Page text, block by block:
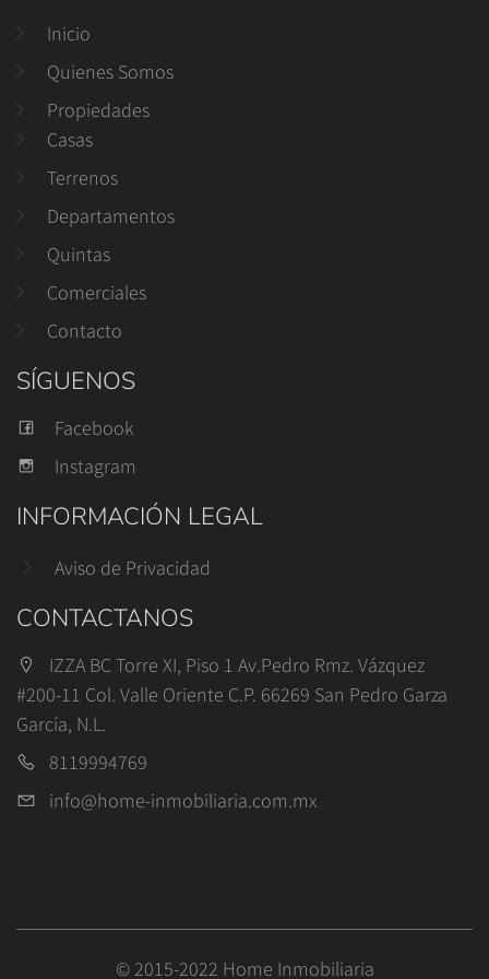
Inicio
Quienes Somos
Propiedades
Casas
Terrenos
Departamentos
Quintas
Comerciales
Contacto
SÍGUENOS
Facebook
Instagram
INFORMACIÓN LEGAL
Aviso de Privacidad
CONTACTANOS
IZZA BC Torre XI, Piso 1 Av.Pedro Rmz. Vázquez
#200-11 Col. Valle Oriente C.P. 66269 San Pedro Garza
García, N.L.
8119994769
info@home-inmobiliaria.com.mx
© 2015-2022 Home Inmobiliaria